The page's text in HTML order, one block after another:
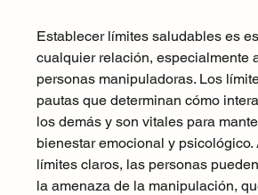
Establecer límites saludables es
cualquier relación, especialmente
personas manipuladoras. Los
pautas que determinan cómo
los demás y son vitales para
bienestar emocional y
límites claros, las personas
la amenaza de la manipulación,